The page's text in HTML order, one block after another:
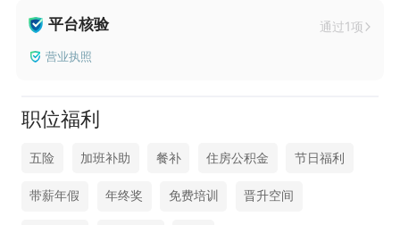
平台核验 通过1项
营业执照
职位福利
五险 加班补助 餐补 住房公积金 节日福利
带薪年假 年终奖 免费培训 晋升空间